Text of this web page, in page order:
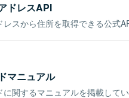
ドレスAPI
スから住所を取得できる公式
マニュアル
関するマニュアルを掲載してい